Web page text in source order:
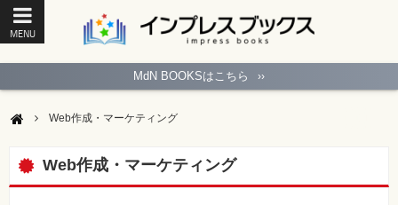
MENU
ペ
ジ
ソ
コ
ン
MdN BOOKSはこちら ››
Web作成・マーケティング
Web作成・マーケティング